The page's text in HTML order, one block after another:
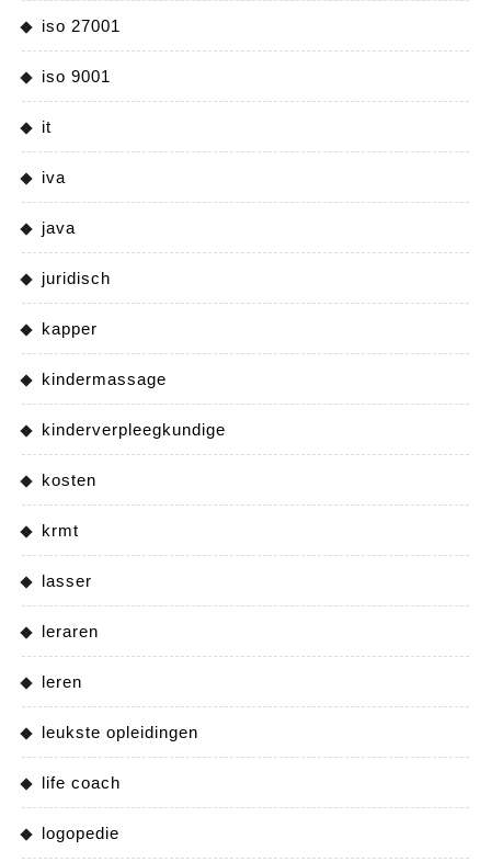
iso 27001
iso 9001
it
iva
java
juridisch
kapper
kindermassage
kinderverpleegkundige
kosten
krmt
lasser
leraren
leren
leukste opleidingen
life coach
logopedie